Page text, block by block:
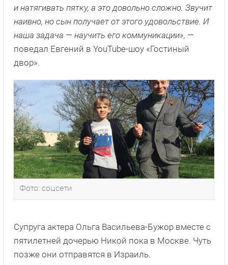
и натягивать пятку, а это довольно сложно. Звучит
наивно, но сын получает от этого удовольствие. И
наша задача — научить его коммуникации», —
поведал Евгений в YouTube-шоу «Гостиный
двор».
Фото: соцсети
Супруга актера Ольга Васильева-Бужор вместе с
пятилетней дочерью Никой пока в Москве. Чуть
позже они отправятся в Израиль.